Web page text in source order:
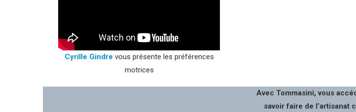
Cyrille Gindre vous présente les préférences
motrices
Avec Tommasini, vous
savoir faire de l’artisanat